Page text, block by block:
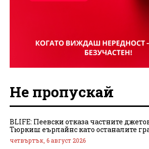
Не пропускай
BLIFE: Пеевски отказа частните
Тюркиш еърлайнс като останалите
четвъртък, 6 август 2026